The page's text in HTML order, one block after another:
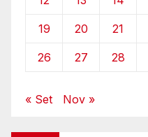
19 20 21
26 27 28
« Set Nov »